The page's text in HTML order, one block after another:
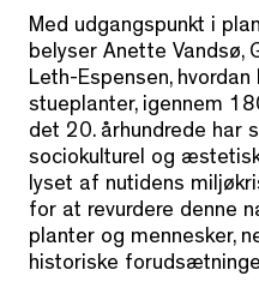
Med udgangspunkt i
belyser Anette Vandsø,
Leth-Espensen,
stueplanter, igennem
det 20. århundrede har
sociokulturel og
lyset af nutidens
for at revurdere denne
planter og mennesker,
historiske